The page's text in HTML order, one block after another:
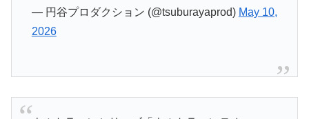
— 円谷プロダクション (@tsuburayaprod) May 10,
2026